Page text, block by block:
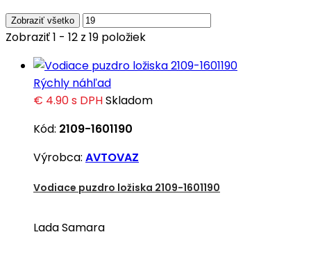
Zobraziť všetko
Zobraziť 1 - 12 z 19 položiek
Rýchly náhľad
€ 4.90s DPHSkladom
Kód: 2109-1601190
Výrobca: AVTOVAZ
Vodiace puzdro ložiska 2109-1601190
Lada Samara